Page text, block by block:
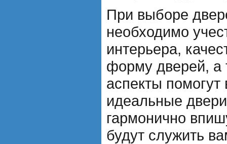
При выборе
необходимо
интерьера,
форму дверей, а
аспекты
идеальные
гармонично
будут служить